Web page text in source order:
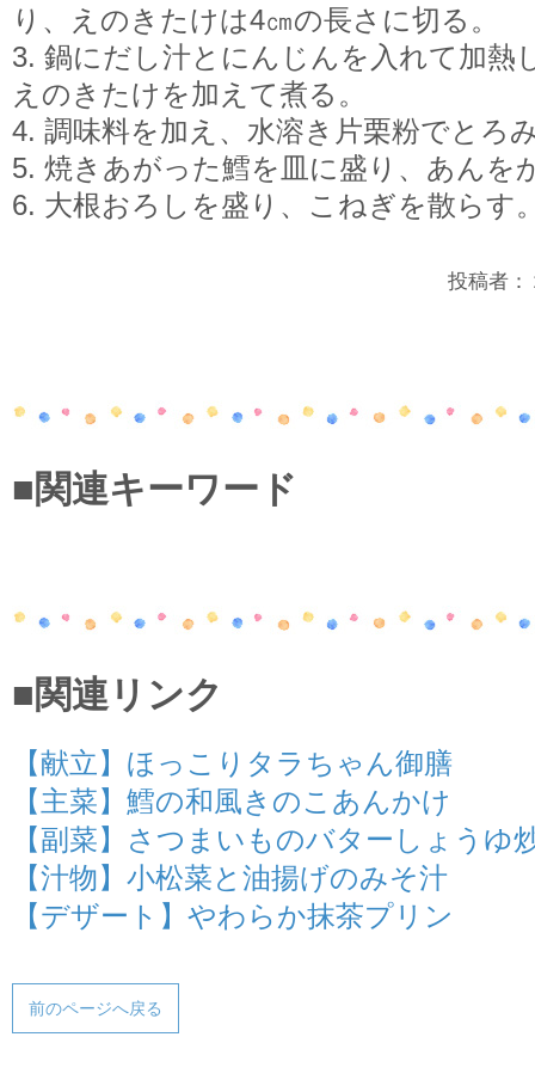
り、えのきたけは4㎝の長さに切る。
3. 鍋にだし汁とにんじんを入れて加熱
えのきたけを加えて煮る。
4. 調味料を加え、水溶き片栗粉でとろ
5. 焼きあがった鱈を皿に盛り、あんを
6. 大根おろしを盛り、こねぎを散らす
投稿者
■関連キーワード
■関連リンク
【献立】ほっこりタラちゃん御膳
【主菜】鱈の和風きのこあんかけ
【副菜】さつまいものバターしょうゆ
【汁物】小松菜と油揚げのみそ汁
【デザート】やわらか抹茶プリン
前のページへ戻る